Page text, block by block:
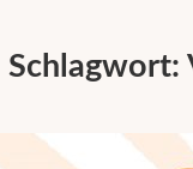
Schlagwort: